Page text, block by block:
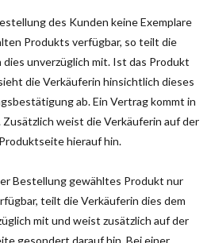
des Kunden keine Exemplare
Produkts verfügbar, so teilt die
unverzüglich mit. Ist das Produkt
die Verkäuferin hinsichtlich dieses
ab. Ein Vertrag kommt in
Zusätzlich weist die Verkäuferin auf der
hierauf hin.
Bestellung gewähltes Produkt nur
teilt die Verkäuferin dies dem
mit und weist zusätzlich auf der
gesondert darauf hin. Bei einer